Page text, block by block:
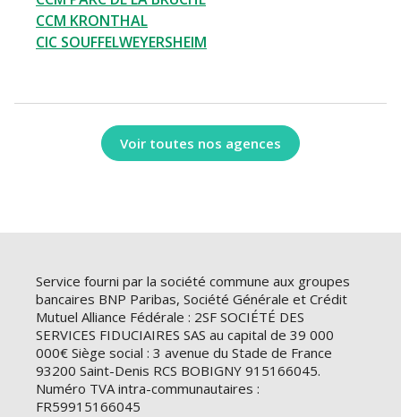
CCM KRONTHAL
CIC SOUFFELWEYERSHEIM
Voir toutes nos agences
Service fourni par la société commune aux groupes
bancaires BNP Paribas, Société Générale et Crédit
Mutuel Alliance Fédérale : 2SF SOCIÉTÉ DES
SERVICES FIDUCIAIRES SAS au capital de 39 000
000€ Siège social : 3 avenue du Stade de France
93200 Saint-Denis RCS BOBIGNY 915166045.
Numéro TVA intra-communautaires :
FR59915166045